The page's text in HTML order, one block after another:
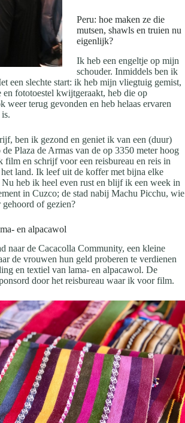
Peru: hoe maken ze die
mutsen, shawls en truien nu
eigenlijk?
Ik heb een engeltje op mijn
schouder. Inmiddels ben ik
een slechte start: ik heb mijn vliegtuig gemist,
en fototoestel kwijtgeraakt, heb die op
weer terug gevonden en heb helaas ervaren
ben ik gezond en geniet ik van een (duur)
Plaza de Armas van de op 3350 meter hoog
film en schrijf voor een reisbureau en reis in
land. Ik leef uit de koffer met bijna elke
Nu heb ik heel even rust en blijf ik een week in
in Cuzco; de stad nabij Machu Picchu, wie
of gezien?
en alpacawol
naar de Cacacolla Community, een kleine
de vrouwen hun geld proberen te verdienen
en textiel van lama- en alpacawol. De
door het reisbureau waar ik voor film.